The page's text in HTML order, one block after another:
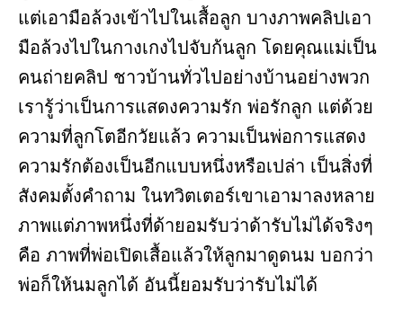
แต่เอามือล้วงเข้าไปในเสื้อลูก บางภาพคลิปเอา
มือล้วงไปในกางเกงไปจับก้นลูก โดยคุณแม่เป็น
คนถ่ายคลิป ชาวบ้านทั่วไปอย่างบ้านอย่างพวก
เรารู้ว่าเป็นการแสดงความรัก พ่อรักลูก แต่ด้วย
ความที่ลูกโตอีกวัยแล้ว ความเป็นพ่อการแสดง
ความรักต้องเป็นอีกแบบหนึ่งหรือเปล่า เป็นสิ่งที่
สังคมตั้งคำถาม ในทวิตเตอร์เขาเอามาลงหลาย
ภาพแต่ภาพหนึ่งที่ด้ายอมรับว่าด้ารับไม่ได้จริงๆ
คือ ภาพที่พ่อเปิดเสื้อแล้วให้ลูกมาดูดนม บอกว่า
พ่อก็ให้นมลูกได้ อันนี้ยอมรับว่ารับไม่ได้